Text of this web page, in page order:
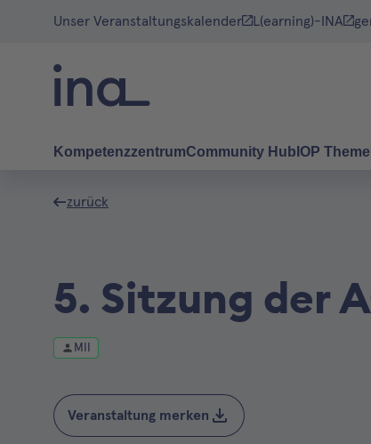
Unser Veranstaltungskalender L(earning)-INA
KompetenzzentrumCommunity Hub IOP
zurück
5. Sitzung der
MII
Veranstaltung merken